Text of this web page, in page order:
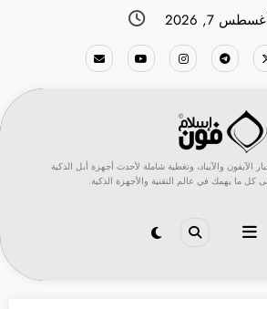
7, 2026
والآيباد، وتغطية شاملة لأحدث أجهزة أبل الذكية
كل ما يهمك في عالم التقنية والأجهزة الذكية.